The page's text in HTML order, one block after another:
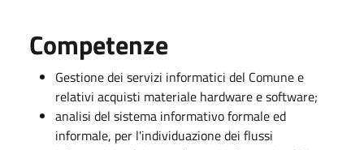
Competenze
Gestione dei servizi informatici del Comune e
relativi acquisti materiale hardware e software;
analisi del sistema informativo formale ed
informale, per l'individuazione dei flussi